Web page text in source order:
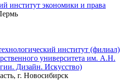
институт экономики и права
институт (филиал)
университета им. А.Н.
Дизайн. Искусство)
г. Новосибирск